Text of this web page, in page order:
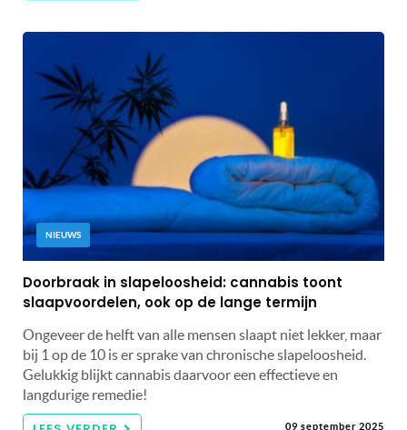
NIEUWS
Doorbraak in slapeloosheid: cannabis toont
slaapvoordelen, ook op de lange termijn
Ongeveer de helft van alle mensen slaapt niet lekker, maar
bij 1 op de 10 is er sprake van chronische slapeloosheid.
Gelukkig blijkt cannabis daarvoor een effectieve en
langdurige remedie!
09 september 2025